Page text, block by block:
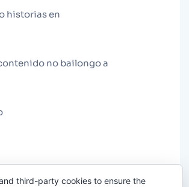
historias en
no bailongo a
third-party cookies to ensure the